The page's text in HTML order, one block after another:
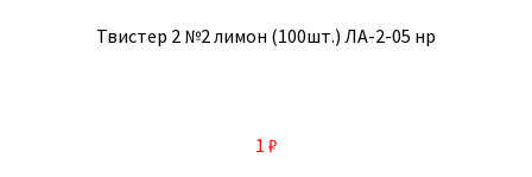
Твистер 2 №2 лимон (100шт.) ЛА-2-05 нр
1 ₽